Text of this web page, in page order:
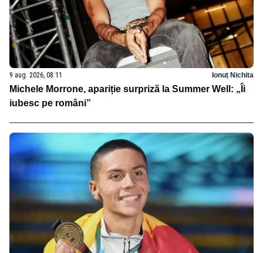
9 aug. 2026, 08:11 Ionuț Nichita
Michele Morrone, apariție surpriză la Summer Well: „Îi
iubesc pe români”